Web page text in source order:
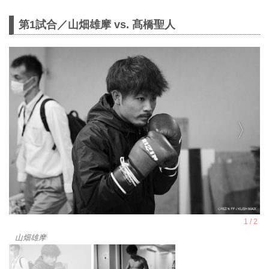
第1試合／山畑雄摩 vs. 髙橋聖人
山畑雄摩